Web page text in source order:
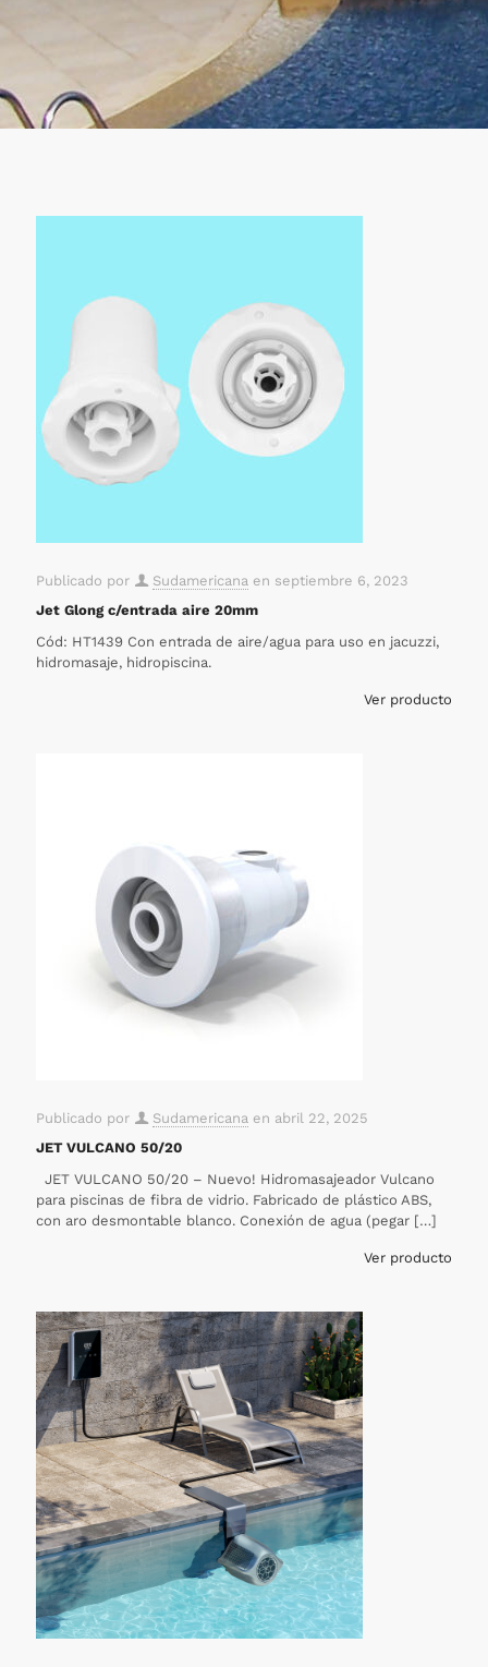
Publicado por Sudamericana en septiembre 6, 2023
Jet Glong c/entrada aire 20mm
Cód: HT1439 Con entrada de aire/agua para uso en jacuzzi,
hidromasaje, hidropiscina.
Ver producto
Publicado por Sudamericana en abril 22, 2025
JET VULCANO 50/20
JET VULCANO 50/20 – Nuevo! Hidromasajeador Vulcano
para piscinas de fibra de vidrio. Fabricado de plástico ABS,
con aro desmontable blanco. Conexión de agua (pegar […]
Ver producto